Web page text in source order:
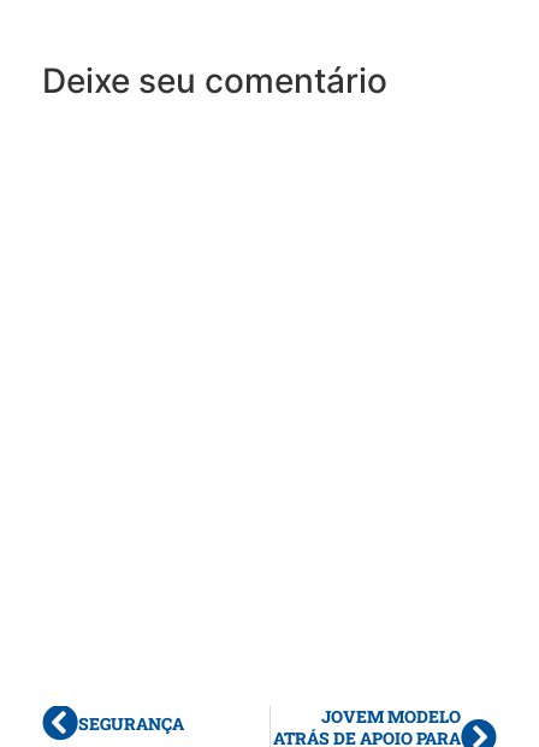
Deixe seu comentário
SEGURANÇA
JOVEM MODELO
ATRÁS DE APOIO PARA